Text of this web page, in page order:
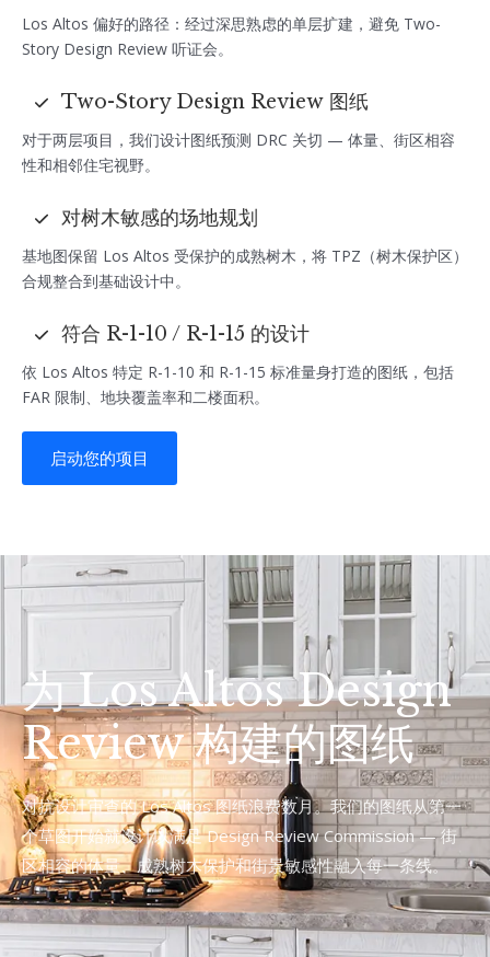
Los Altos 偏好的路径：经过深思熟虑的单层扩建，避免 Two-
Story Design Review 听证会。
Two-Story Design Review 图纸
对于两层项目，我们设计图纸预测 DRC 关切 — 体量、街区相容
性和相邻住宅视野。
对树木敏感的场地规划
基地图保留 Los Altos 受保护的成熟树木，将 TPZ（树木保护区）
合规整合到基础设计中。
符合 R-1-10 / R-1-15 的设计
依 Los Altos 特定 R-1-10 和 R-1-15 标准量身打造的图纸，包括
FAR 限制、地块覆盖率和二楼面积。
启动您的项目
为 Los Altos Design
Review 构建的图纸
对抗设计审查的 Los Altos 图纸浪费数月。我们的图纸从第一
个草图开始就设计以满足 Design Review Commission — 街
区相容的体量、成熟树木保护和街景敏感性融入每一条线。